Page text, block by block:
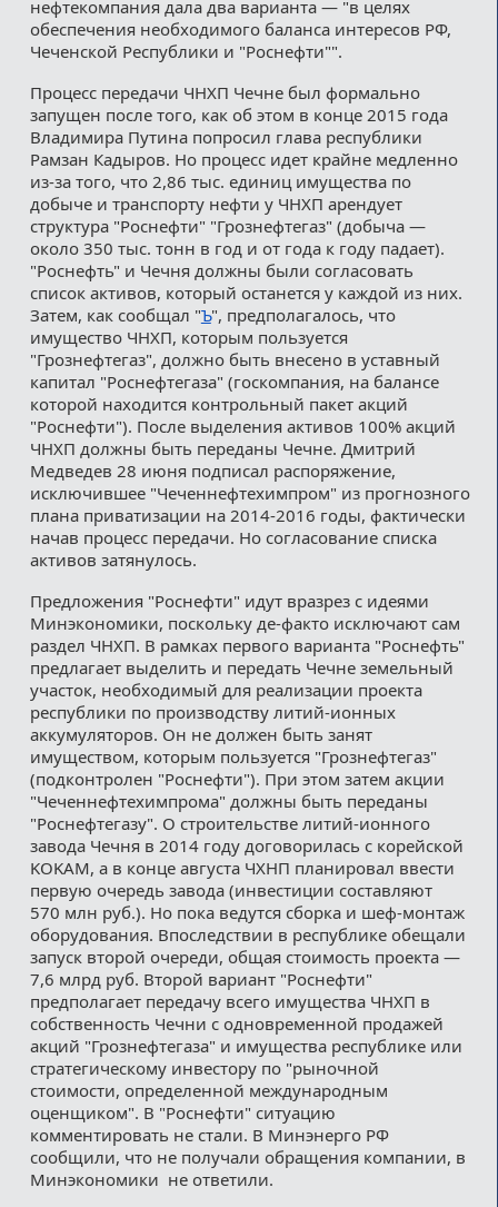
нефтекомпания дала два варианта — "в целях
обеспечения необходимого баланса интересов РФ,
Чеченской Республики и "Роснефти"".
Процесс передачи ЧНХП Чечне был формально
запущен после того, как об этом в конце 2015 года
Владимира Путина попросил глава республики
Рамзан Кадыров. Но процесс идет крайне медленно
из-за того, что 2,86 тыс. единиц имущества по
добыче и транспорту нефти у ЧНХП арендует
структура "Роснефти" "Грознефтегаз" (добыча —
около 350 тыс. тонн в год и от года к году падает).
"Роснефть" и Чечня должны были согласовать
список активов, который останется у каждой из них.
Затем, как сообщал "Ъ", предполагалось, что
имущество ЧНХП, которым пользуется
"Грознефтегаз", должно быть внесено в уставный
капитал "Роснефтегаза" (госкомпания, на балансе
которой находится контрольный пакет акций
"Роснефти"). После выделения активов 100% акций
ЧНХП должны быть переданы Чечне. Дмитрий
Медведев 28 июня подписал распоряжение,
исключившее "Чеченнефтехимпром" из прогнозного
плана приватизации на 2014-2016 годы, фактически
начав процесс передачи. Но согласование списка
активов затянулось.
Предложения "Роснефти" идут вразрез с идеями
Минэкономики, поскольку де-факто исключают сам
раздел ЧНХП. В рамках первого варианта "Роснефть"
предлагает выделить и передать Чечне земельный
участок, необходимый для реализации проекта
республики по производству литий-ионных
аккумуляторов. Он не должен быть занят
имуществом, которым пользуется "Грознефтегаз"
(подконтролен "Роснефти"). При этом затем акции
"Чеченнефтехимпрома" должны быть переданы
"Роснефтегазу". О строительстве литий-ионного
завода Чечня в 2014 году договорилась с корейской
KOKAM, а в конце августа ЧХНП планировал ввести
первую очередь завода (инвестиции составляют
570 млн руб.). Но пока ведутся сборка и шеф-монтаж
оборудования. Впоследствии в республике обещали
запуск второй очереди, общая стоимость проекта —
7,6 млрд руб. Второй вариант "Роснефти"
предполагает передачу всего имущества ЧНХП в
собственность Чечни с одновременной продажей
акций "Грознефтегаза" и имущества республике или
стратегическому инвестору по "рыночной
стоимости, определенной международным
оценщиком". В "Роснефти" ситуацию
комментировать не стали. В Минэнерго РФ
сообщили, что не получали обращения компании, в
Минэкономики не ответили.